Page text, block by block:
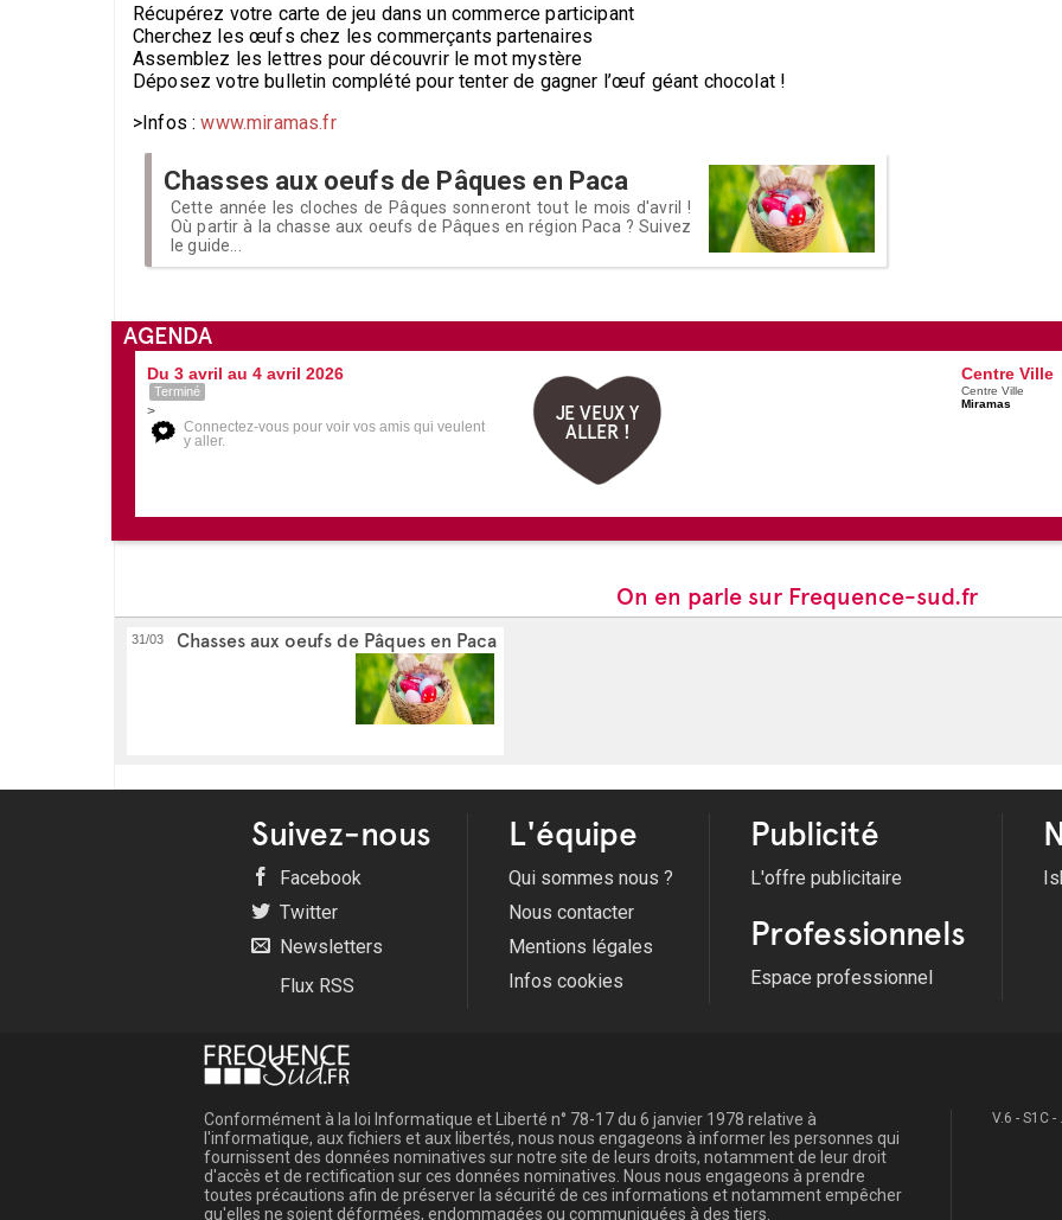
Récupérez votre carte de jeu dans un commerce participant
Cherchez les œufs chez les commerçants partenaires
Assemblez les lettres pour découvrir le mot mystère
Déposez votre bulletin complété pour tenter de gagner l’œuf géant chocolat !
>Infos :www.miramas.fr
Chasses aux oeufs de Pâques en Paca
Cette année les cloches de Pâques sonneront tout le mois d'avril !
Où partir à la chasse aux oeufs de Pâques en région Paca ? Suivez
le guide...
AGENDA
Du 3 avril au 4 avril 2026
Terminé
>
Connectez-vous pour voir vos amis qui veulent
y aller.
JE VEUX Y
ALLER !
Centre Ville
Centre Ville
Miramas
On en parle sur Frequence-sud.fr
31/03 Chasses aux oeufs de Pâques en Paca
Suivez-nous
Facebook
Twitter
Newsletters
Flux RSS
L'équipe
Qui sommes nous ?
Nous contacter
Mentions légales
Infos cookies
Publicité
L'offre publicitaire
Professionnels
Espace professionnel
Conformément à la loi Informatique et Liberté n° 78-17 du 6 janvier 1978 relative à
l'informatique, aux fichiers et aux libertés, nous nous engageons à informer les personnes qui
fournissent des données nominatives sur notre site de leurs droits, notamment de leur droit
d'accès et de rectification sur ces données nominatives. Nous nous engageons à prendre
toutes précautions afin de préserver la sécurité de ces informations et notamment empêcher
qu'elles ne soient déformées, endommagées ou communiquées à des tiers.
V.6 - S1C